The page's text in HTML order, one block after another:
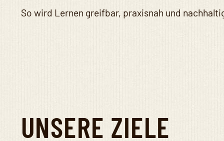
So wird Lernen greifbar, praxisnah und
UNSERE ZIELE